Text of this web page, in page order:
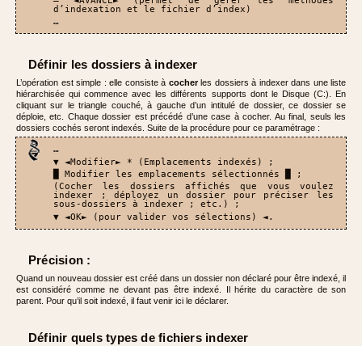
d’indexation et le fichier d’index)
…
Définir les dossiers à indexer
L’opération est simple : elle consiste à cocherles dossiers à indexer dans une liste
hiérarchisée qui commence avec les différents supports dont le Disque (C:). En
cliquant sur le triangle couché, à gauche d’un intitulé de dossier, ce dossier se
déploie, etc. Chaque dossier est précédé d’une case à cocher. Au final, seuls les
dossiers cochés seront indexés. Suite de la procédure pour ce paramétrage :
…
▼ ◄Modifier► * (Emplacements indexés) ;
█ Modifier les emplacements sélectionnés █ ;
(Cocher les dossiers affichés que vous voulez
indexer ; déployez un dossier pour préciser les
sous-dossiers à indexer ; etc.) ;
▼ ◄OK► (pour valider vos sélections) ◄.
Précision :
Quand un nouveau dossier est créé dans un dossier non déclaré pour être indexé, il
est considéré comme ne devant pas être indexé. Il hérite du caractère de son
parent. Pour qu’il soit indexé, il faut venir ici le déclarer.
Définir quels types de fichiers indexer